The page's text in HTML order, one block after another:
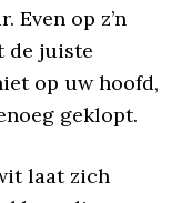
Even op z’n
de juiste
op uw hoofd,
geklopt.
laat zich